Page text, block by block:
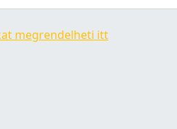
megrendelheti itt